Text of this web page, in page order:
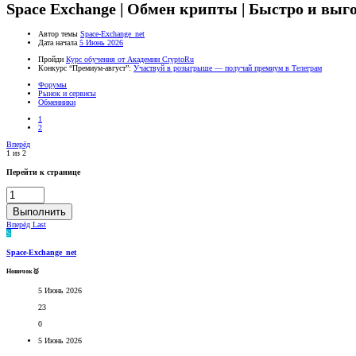
Space Exchange | Обмен крипты | Быстро и
Автор темы Space-Exchange_net
Дата начала 5 Июнь 2026
Пройди Курс обучения от Академии CryptoRu
Конкурс “Премиум-август”: Участвуй в розыгрыше — получай премиум в Телеграм
Форумы
Рынок и сервисы
Обменники
1
2
Вперёд
1 из 2
Перейти к странице
Выполнить
Вперёд Last
S
Space-Exchange_net
Новичок🥇
5 Июнь 2026
23
0
5 Июнь 2026